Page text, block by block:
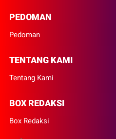
PEDOMAN
Pedoman
TENTANG KAMI
Tentang Kami
BOX REDAKSI
Box Redaksi